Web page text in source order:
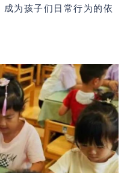
成为孩子们日常行为的依